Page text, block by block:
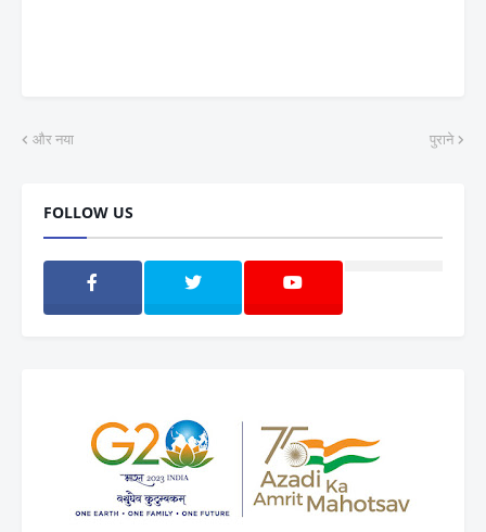
और नया पुराने
FOLLOW US